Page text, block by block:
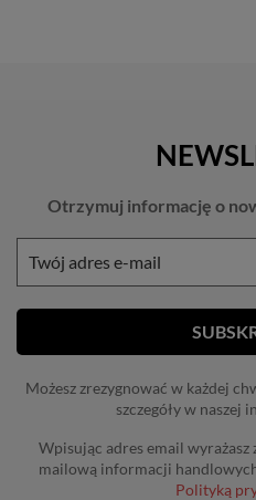
Otrzymuj informację o
Możesz zrezygnować w każdej
szczegóły w naszej
Wpisując adres email
mailową informacji
Polityką